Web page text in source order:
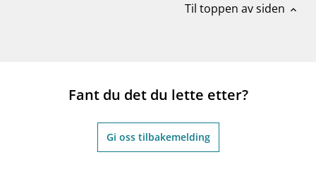
Til toppen av siden expand_less
Fant du det du lette etter?
Gi oss tilbakemelding